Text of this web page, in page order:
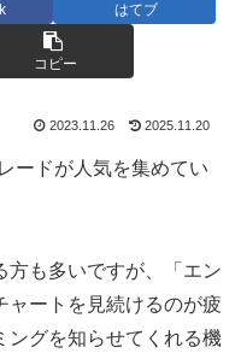
はてブ
コピー
2023.11.26 2025.11.20
ードが人気を集めてい
方も多いですが、「エン
ャートを見続けるのが疲
ングを知らせてくれる機